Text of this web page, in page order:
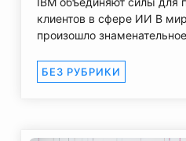
клиентов в сфере ИИ В
произошло
БЕЗ РУБРИКИ